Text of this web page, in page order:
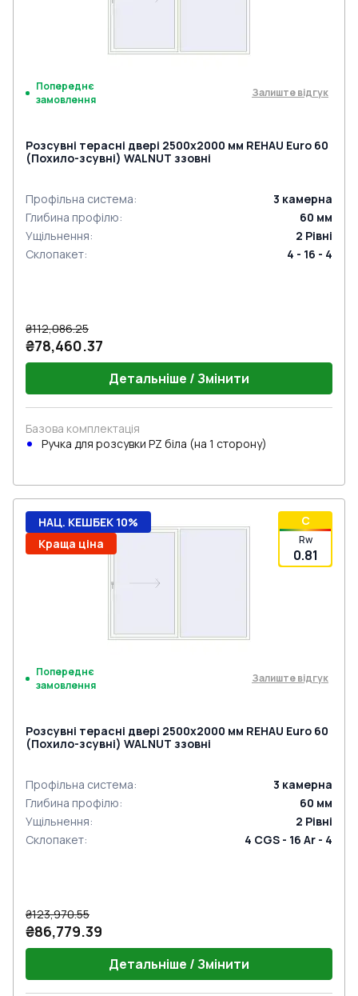
Попереднє
замовлення
Залиште відгук
Розсувні терасні двері 2500x2000 мм REHAU Euro 60
(Похило-зсувні) WALNUT ззовні
Профільна система: 3 камерна
Глибина профілю: 60 мм
Ущільнення: 2 Рівні
Склопакет: 4 - 16 - 4
₴112,086.25
₴78,460.37
Детальніше / Змінити
Базова комплектація
Ручкa для розсувки PZ біла (на 1 сторону)
C
Rw
0.81
НАЦ. КЕШБЕК 10%
Краща ціна
Попереднє
замовлення
Залиште відгук
Розсувні терасні двері 2500x2000 мм REHAU Euro 60
(Похило-зсувні) WALNUT ззовні
Профільна система: 3 камерна
Глибина профілю: 60 мм
Ущільнення: 2 Рівні
Склопакет: 4 CGS - 16 Ar - 4
₴123,970.55
₴86,779.39
Детальніше / Змінити